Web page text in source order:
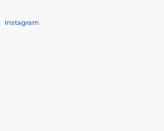
Instagram